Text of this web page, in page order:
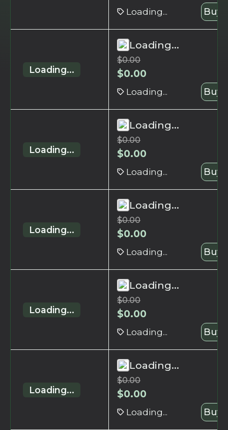
Loading... Buy
Loading...
Loading...
$0.00
$0.00
Loading... Buy
Loading...
Loading...
$0.00
$0.00
Loading... Buy
Loading...
Loading...
$0.00
$0.00
Loading... Buy
Loading...
Loading...
$0.00
$0.00
Loading... Buy
Loading...
Loading...
$0.00
$0.00
Loading... Buy